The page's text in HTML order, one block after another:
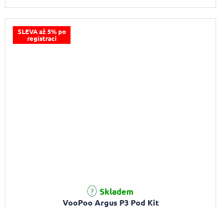
SLEVA až 5% po
registraci
VooPoo Argus P3 Pod Kit
Skladem